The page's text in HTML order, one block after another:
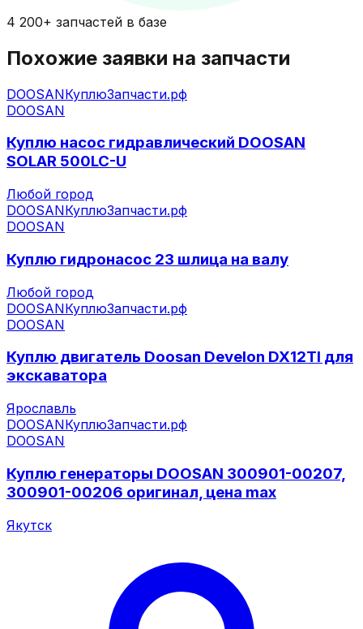
4 200+ запчастей в базе
Похожие заявки на запчасти
DOOSANКуплюЗапчасти.рф
DOOSAN
Куплю насос гидравлический DOOSAN
SOLAR 500LC-U
Любой город
DOOSANКуплюЗапчасти.рф
DOOSAN
Куплю гидронасос 23 шлица на валу
Любой город
DOOSANКуплюЗапчасти.рф
DOOSAN
Куплю двигатель Doosan Develon DX12TI для
экскаватора
Ярославль
DOOSANКуплюЗапчасти.рф
DOOSAN
Куплю генераторы DOOSAN 300901-00207,
300901-00206 оригинал, цена max
Якутск